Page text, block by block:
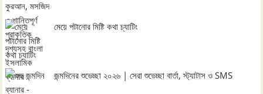
মেয়ে পটানোর মিষ্টি কথা চ্যাটিং
জন্মদিনের শুভেচ্ছা ২০২৬ | সেরা শুভেচ্ছা বার্তা, স্ট্যাটাস ও SMS